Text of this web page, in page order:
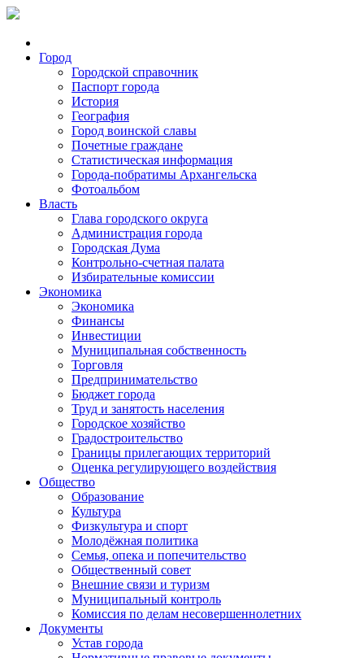
Город
Городской справочник
Паспорт города
История
География
Город воинской славы
Почетные граждане
Статистическая информация
Города-побратимы Архангельска
Фотоальбом
Власть
Глава городского округа
Администрация города
Городская Дума
Контрольно-счетная палата
Избирательные комиссии
Экономика
Экономика
Финансы
Инвестиции
Муниципальная собственность
Торговля
Предпринимательство
Бюджет города
Труд и занятость населения
Городское хозяйство
Градостроительство
Границы прилегающих территорий
Оценка регулирующего воздействия
Общество
Образование
Культура
Физкультура и спорт
Молодёжная политика
Семья, опека и попечительство
Общественный совет
Внешние связи и туризм
Муниципальный контроль
Комиссия по делам несовершеннолетних
Документы
Устав города